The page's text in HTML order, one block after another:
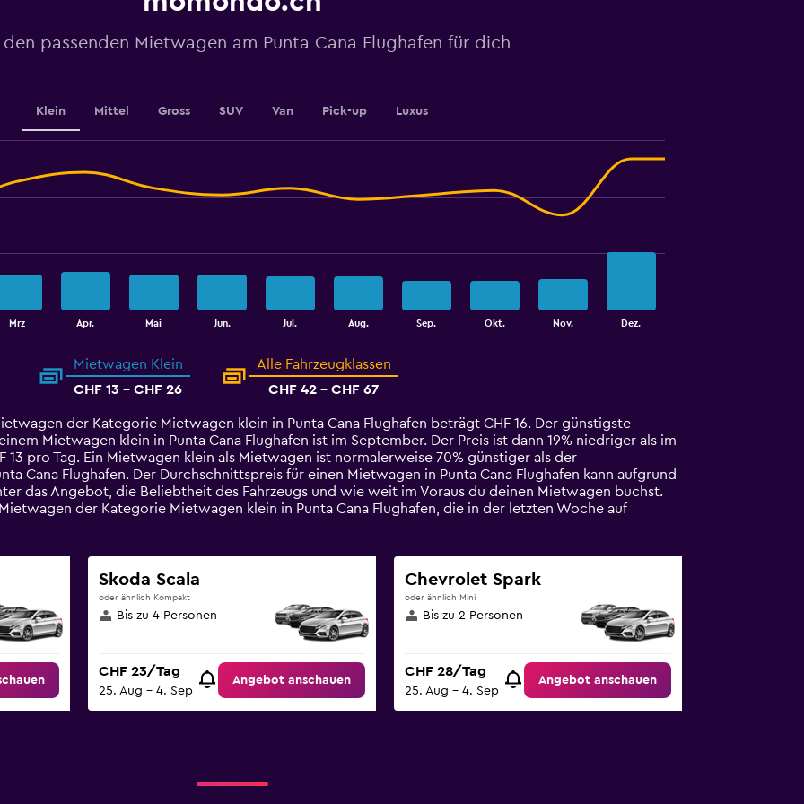
values.
Range:
18.
den passenden Mietwagen am Punta Cana Flughafen für dich
Klein Mittel Gross SUV Van Pick-up Luxus
Mrz Apr. Mai Jun. Jul. Aug. Sep. Okt. Nov. Dez.
Mietwagen Klein
CHF 13 - CHF 26
Alle Fahrzeugklassen
CHF 42 - CHF 67
der Kategorie Mietwagen klein in Punta Cana Flughafen beträgt CHF 16. Der günstigste
Mietwagen klein in Punta Cana Flughafen ist im September. Der Preis ist dann 19% niedriger als im
13 pro Tag. Ein Mietwagen klein als Mietwagen ist normalerweise 70% günstiger als der
Cana Flughafen. Der Durchschnittspreis für einen Mietwagen in Punta Cana Flughafen kann aufgrund
das Angebot, die Beliebtheit des Fahrzeugs und wie weit im Voraus du deinen Mietwagen buchst.
der Kategorie Mietwagen klein in Punta Cana Flughafen, die in der letzten Woche auf
Skoda Scala
oder ähnlich Kompakt
Bis zu 4 Personen
CHF 23/Tag
25. Aug – 4. Sep
Angebot anschauen
Chevrolet Spark
oder ähnlich Mini
Bis zu 2 Personen
CHF 28/Tag
25. Aug – 4. Sep
Angebot anschauen